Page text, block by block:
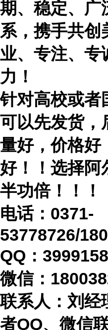
期、稳定、广
系，携手共创
业、专注、专
力！
针对高校或者
可以先发货，
量好，价格好
好！！选择阿
半功倍！！！
电话： 0371-
53778726/
QQ：
微信：
联系人：刘经
者QQ、微信联